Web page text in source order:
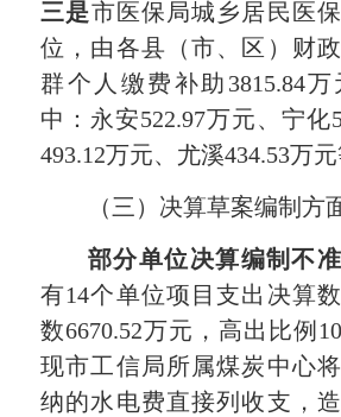
三是市医保局城乡居民医
位，由各县（市、区）财
群个人缴费补助3815.84
中：永安522.97万元、宁化
493.12万元、尤溪434.53万元
（三）决算草案编制方
部分单位决算编制不准
有14个单位项目支出决算
数6670.52万元，高出比例
现市工信局所属煤炭中心
纳的水电费直接列收支，